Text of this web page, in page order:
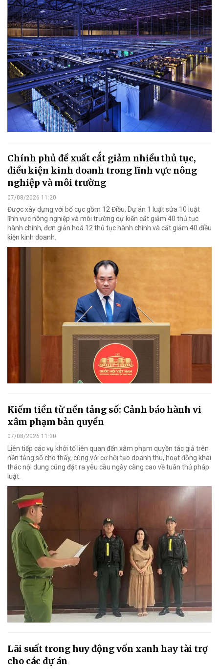
Chính phủ đề xuất cắt giảm nhiều thủ tục,
điều kiện kinh doanh trong lĩnh vực nông
nghiệp và môi trường
07/08/2026 11:20
Được xây dựng với bố cục gồm 12 Điều, Dự án 1 luật sửa 10 luật
lĩnh vực nông nghiệp và môi trường dự kiến cắt giảm 40 thủ tục
hành chính, đơn giản hoá 12 thủ tục hành chính và cắt giảm 40 điều
kiện kinh doanh.
Kiếm tiền từ nền tảng số: Cảnh báo hành vi
xâm phạm bản quyền
07/08/2026 11:30
Liên tiếp các vụ khởi tố liên quan đến xâm phạm quyền tác giả trên
nền tảng số cho thấy, cùng với cơ hội tạo doanh thu, hoạt động khai
thác nội dung cũng đặt ra yêu cầu ngày càng cao về tuân thủ pháp
luật.
Lãi suất trong huy động vốn xanh hay tài trợ
cho các dự án